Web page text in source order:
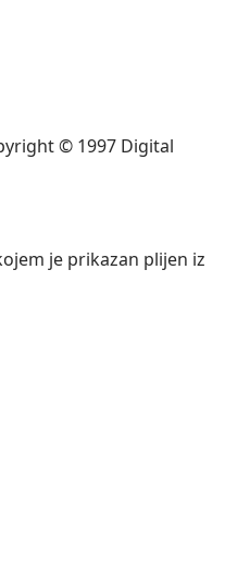
© 1997 Digital
je prikazan plijen iz